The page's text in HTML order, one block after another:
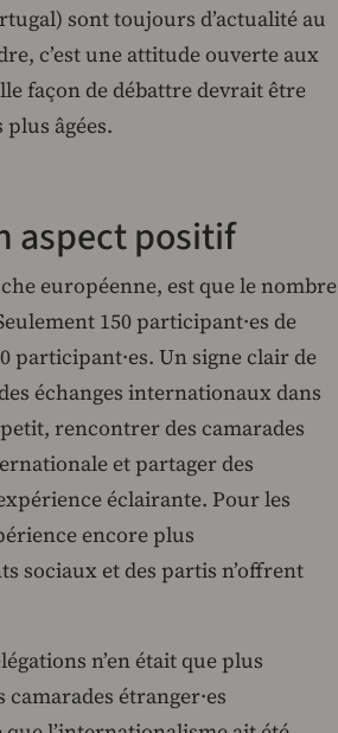
sont toujours d’actualité au
c’est une attitude ouverte aux
façon de débattre devrait être
âgées.
aspect positif
européenne, est que le nombre
150 participant∙es de
participant·es. Un signe clair de
échanges internationaux dans
rencontrer des camarades
et partager des
éclairante. Pour les
encore plus
sociaux et des partis n’offrent
n’en était que plus
étranger·es